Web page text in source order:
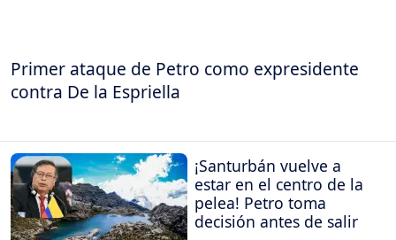
Primer ataque de Petro como expresidente
contra De la Espriella
¡Santurbán vuelve a
estar en el centro de la
pelea! Petro toma
decisión antes de salir